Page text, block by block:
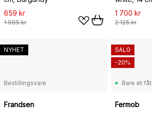
659 kr
1 995 kr
1 700 kr
2 125 kr
Bestillingsvare
Frandsen
NYHET
Bare et
Fermob
SALG
-20%